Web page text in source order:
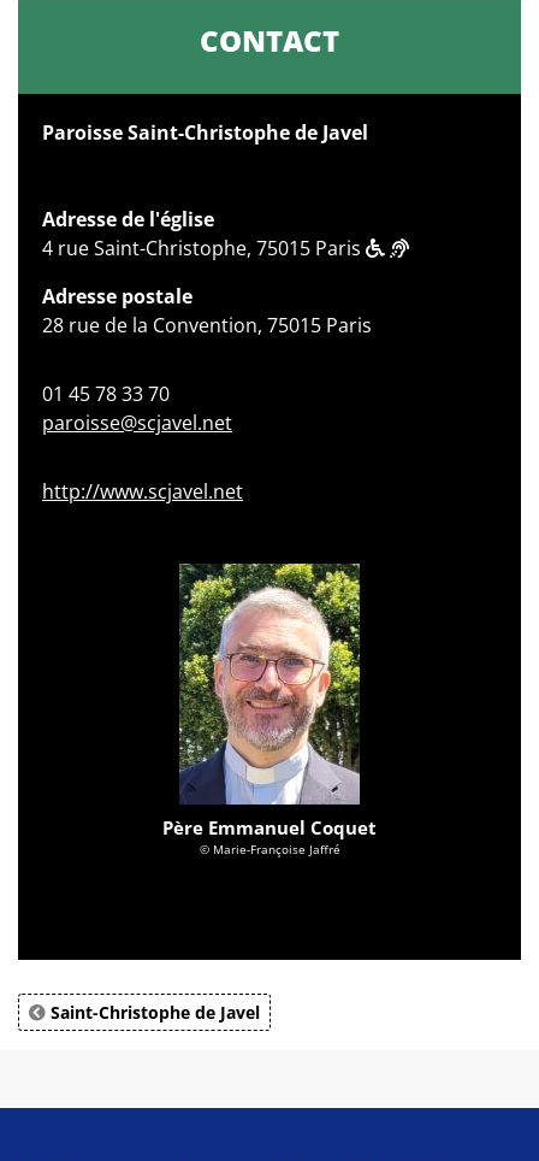
CONTACT
Paroisse Saint-Christophe de Javel
Adresse de l'église
4 rue Saint-Christophe, 75015 Paris
Adresse postale
28 rue de la Convention, 75015 Paris
01 45 78 33 70
paroisse@scjavel.net
http://www.scjavel.net
Père Emmanuel Coquet
© Marie-Françoise Jaffré
Saint-Christophe de Javel